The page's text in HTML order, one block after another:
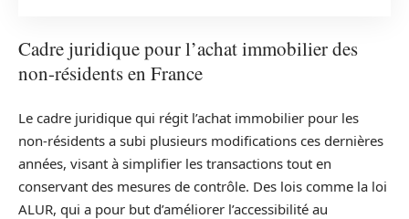
Cadre juridique pour l’achat immobilier des
non-résidents en France
Le cadre juridique qui régit l’achat immobilier pour les
non-résidents a subi plusieurs modifications ces dernières
années, visant à simplifier les transactions tout en
conservant des mesures de contrôle. Des lois comme la loi
ALUR, qui a pour but d’améliorer l’accessibilité au